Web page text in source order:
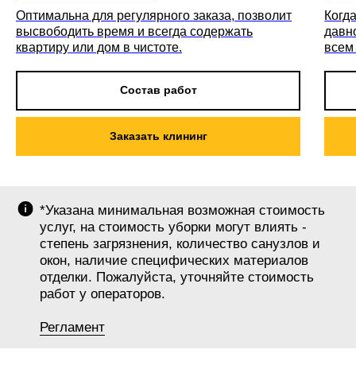
Оптимальна для регулярного заказа, позволит
высвободить время и всегда содержать
квартиру или дом в чистоте.
Состав работ
Заказать клининг
всем
*Указана минимальная возможная стоимость
услуг, на стоимость уборки могут влиять -
степень загрязнения, количество санузлов и
окон, наличие специфических материалов
отделки. Пожалуйста, уточняйте стоимость
работ у операторов.
Регламент